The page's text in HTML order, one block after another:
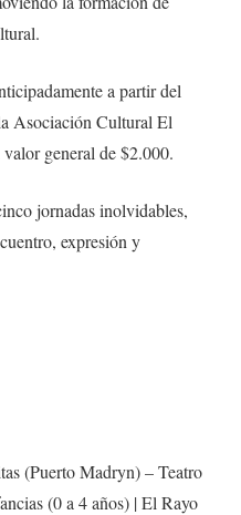
a partir del
Asociación Cultural El
general de $2.000.
jornadas inolvidables,
expresión y
(Puerto Madryn) – Teatro
(0 a 4 años) | El Rayo